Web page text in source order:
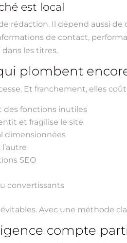
est local
rédaction. Il dépend aussi
de contact,
dans les titres.
plombent
Et franchement, elles
des fonctions inutiles
et fragilise le site
dimensionnées
SEO
convertissants
Avec une méthode
compte